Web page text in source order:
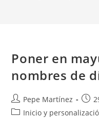
Poner en
nombres de
Autor
de
Pepe Martínez
de
Categoría
Inicio y